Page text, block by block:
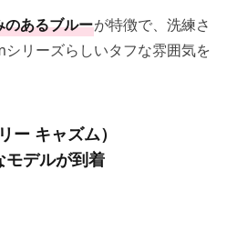
のあるブルーが特徴で、洗練さ
リーズらしいタフな雰囲気を
キャズム）
モデルが到着